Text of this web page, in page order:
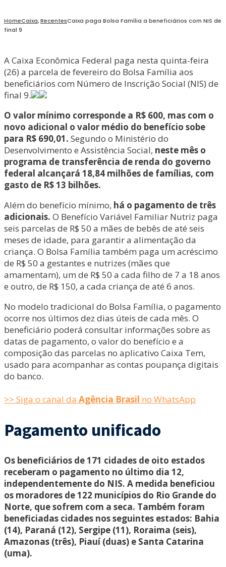
HomeCaixa,RecentesCaixa paga Bolsa Família a beneficiários com NIS de
final 9
A Caixa Econômica Federal paga nesta quinta-feira
(26) a parcela de fevereiro do Bolsa Família aos
beneficiários com Número de Inscrição Social (NIS) de
final 9.
O valor mínimo corresponde a R$ 600, mas com o
novo adicional o valor médio do benefício sobe
para R$ 690,01. Segundo o Ministério do
Desenvolvimento e Assistência Social, neste mês o
programa de transferência de renda do governo
federal alcançará 18,84 milhões de famílias, com
gasto de R$ 13 bilhões.
Além do benefício mínimo, há o pagamento de três
adicionais. O Benefício Variável Familiar Nutriz paga
seis parcelas de R$ 50 a mães de bebês de até seis
meses de idade, para garantir a alimentação da
criança. O Bolsa Família também paga um acréscimo
de R$ 50 a gestantes e nutrizes (mães que
amamentam), um de R$ 50 a cada filho de 7 a 18 anos
e outro, de R$ 150, a cada criança de até 6 anos.
No modelo tradicional do Bolsa Família, o pagamento
ocorre nos últimos dez dias úteis de cada mês. O
beneficiário poderá consultar informações sobre as
datas de pagamento, o valor do benefício e a
composição das parcelas no aplicativo Caixa Tem,
usado para acompanhar as contas poupança digitais
do banco.
>> Siga o canal da Agência Brasil no WhatsApp
Pagamento unificado
Os beneficiários de 171 cidades de oito estados
receberam o pagamento no último dia 12,
independentemente do NIS. A medida beneficiou
os moradores de 122 municípios do Rio Grande do
Norte, que sofrem com a seca. Também foram
beneficiadas cidades nos seguintes estados: Bahia
(14), Paraná (12), Sergipe (11), Roraima (seis),
Amazonas (três), Piauí (duas) e Santa Catarina
(uma).